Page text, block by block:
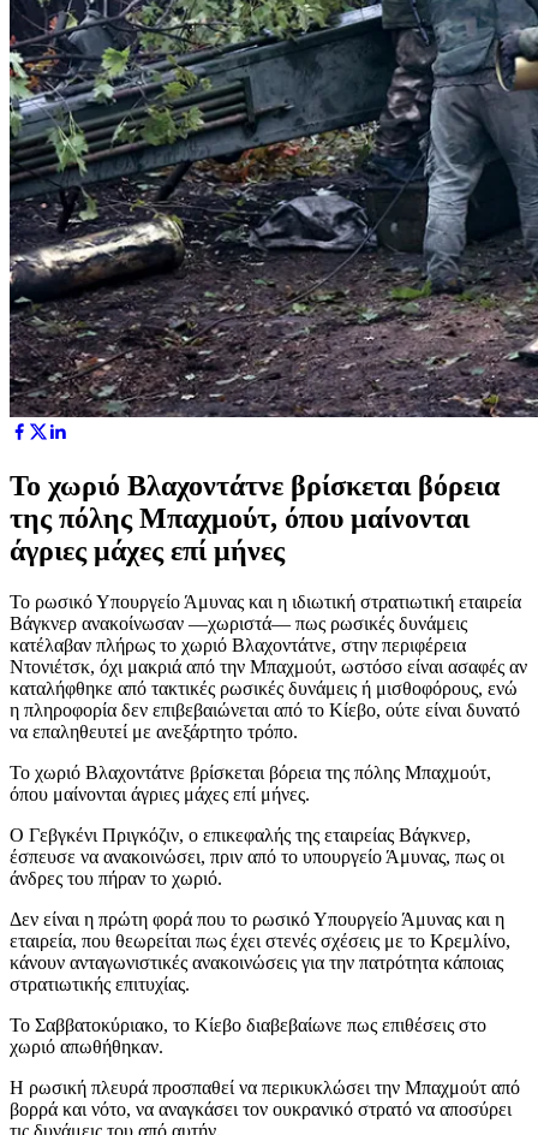
Το χωριό Βλαχοντάτνε βρίσκεται βόρεια
της πόλης Μπαχμούτ, όπου μαίνονται
άγριες μάχες επί μήνες
Το ρωσικό Υπουργείο Άμυνας και η ιδιωτική στρατιωτική εταιρεία
Βάγκνερ ανακοίνωσαν —χωριστά— πως ρωσικές δυνάμεις
κατέλαβαν πλήρως το χωριό Βλαχοντάτνε, στην περιφέρεια
Ντονιέτσκ, όχι μακριά από την Μπαχμούτ, ωστόσο είναι ασαφές αν
καταλήφθηκε από τακτικές ρωσικές δυνάμεις ή μισθοφόρους, ενώ
η πληροφορία δεν επιβεβαιώνεται από το Κίεβο, ούτε είναι δυνατό
να επαληθευτεί με ανεξάρτητο τρόπο.
Το χωριό Βλαχοντάτνε βρίσκεται βόρεια της πόλης Μπαχμούτ,
όπου μαίνονται άγριες μάχες επί μήνες.
Ο Γεβγκένι Πριγκόζιν, ο επικεφαλής της εταιρείας Βάγκνερ,
έσπευσε να ανακοινώσει, πριν από το υπουργείο Άμυνας, πως οι
άνδρες του πήραν το χωριό.
Δεν είναι η πρώτη φορά που το ρωσικό Υπουργείο Άμυνας και η
εταιρεία, που θεωρείται πως έχει στενές σχέσεις με το Κρεμλίνο,
κάνουν ανταγωνιστικές ανακοινώσεις για την πατρότητα κάποιας
στρατιωτικής επιτυχίας.
Το Σαββατοκύριακο, το Κίεβο διαβεβαίωνε πως επιθέσεις στο
χωριό απωθήθηκαν.
Η ρωσική πλευρά προσπαθεί να περικυκλώσει την Μπαχμούτ από
βορρά και νότο, να αναγκάσει τον ουκρανικό στρατό να αποσύρει
τις δυνάμεις του από αυτήν.